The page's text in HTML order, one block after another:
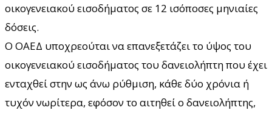
οικογενειακού εισοδήματος σε 12 ισόποσες μηνιαίες
δόσεις.
Ο ΟΑΕΔ υποχρεούται να επανεξετάζει το ύψος του
οικογενειακού εισοδήματος του δανειολήπτη που έχει
ενταχθεί στην ως άνω ρύθμιση, κάθε δύο χρόνια ή
τυχόν νωρίτερα, εφόσον το αιτηθεί ο δανειολήπτης,